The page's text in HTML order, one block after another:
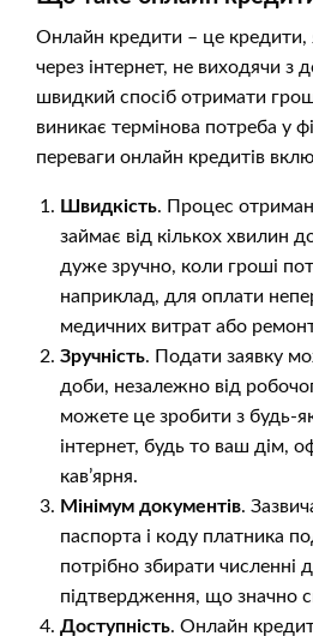
Онлайн кредити – це кредити,
через інтернет, не виходячи з
швидкий спосіб отримати
виникає термінова потреба у
переваги онлайн кредитів
Швидкість. Процес
займає від кількох хвилин
дуже зручно, коли гроші
наприклад, для оплати
медичних витрат або
Зручність. Подати заявку
доби, незалежно від
можете це зробити з будь-
інтернет, будь то ваш дім,
кав’ярня.
Мінімум документів.
паспорта і коду платника
потрібно збирати численні
підтвердження, що значно
Доступність. Онлайн